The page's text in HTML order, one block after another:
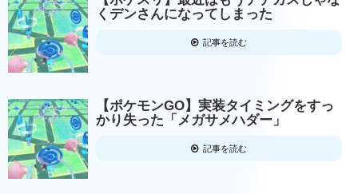
くデンさんになってしまった
記事を読む
【ポケモンGO】実装タイミングをすっ
かり失った「メガサメハダー」
記事を読む